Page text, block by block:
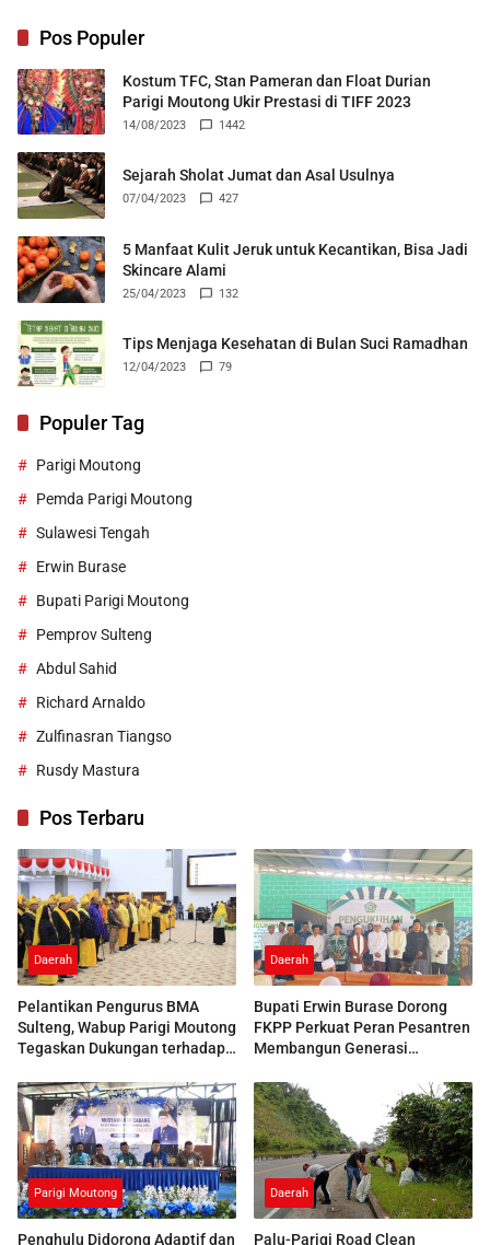
Pos Populer
Kostum TFC, Stan Pameran dan Float Durian
Parigi Moutong Ukir Prestasi di TIFF 2023
14/08/2023 1442
Sejarah Sholat Jumat dan Asal Usulnya
07/04/2023 427
5 Manfaat Kulit Jeruk untuk Kecantikan, Bisa Jadi
Skincare Alami
25/04/2023 132
Tips Menjaga Kesehatan di Bulan Suci Ramadhan
12/04/2023 79
Populer Tag
Parigi Moutong
Pemda Parigi Moutong
Sulawesi Tengah
Erwin Burase
Bupati Parigi Moutong
Pemprov Sulteng
Abdul Sahid
Richard Arnaldo
Zulfinasran Tiangso
Rusdy Mastura
Pos Terbaru
Daerah
Pelantikan Pengurus BMA
Sulteng, Wabup Parigi Moutong
Tegaskan Dukungan terhadap
Daerah
Bupati Erwin Burase Dorong
FKPP Perkuat Peran Pesantren
Membangun Generasi
Parigi Moutong
Penghulu Didorong Adaptif dan
Daerah
Palu-Parigi Road Clean